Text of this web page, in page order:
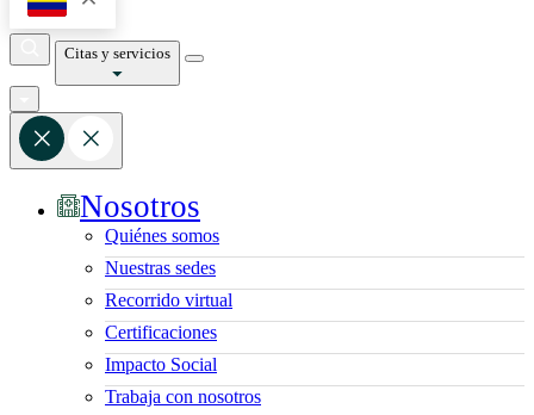
Citas y servicios
Nosotros
Quiénes somos
Nuestras sedes
Recorrido virtual
Certificaciones
Impacto Social
Trabaja con nosotros